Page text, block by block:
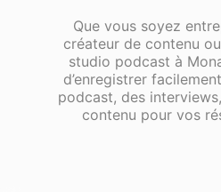
Que vous soyez
créateur de contenu
studio podcast à
d’enregistrer
podcast, des
contenu pour vos